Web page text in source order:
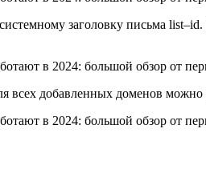
заголовку письма
всех добавленных доменов можно